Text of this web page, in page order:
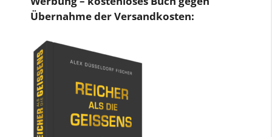
Übernahme der Versandkosten: